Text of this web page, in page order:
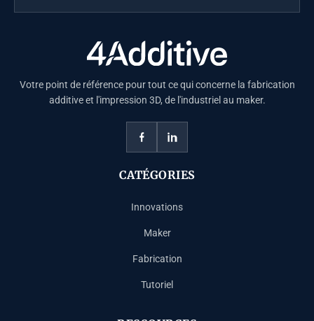
Votre point de référence pour tout ce qui concerne la fabrication
additive et l'impression 3D, de l'industriel au maker.
CATÉGORIES
Innovations
Maker
Fabrication
Tutoriel